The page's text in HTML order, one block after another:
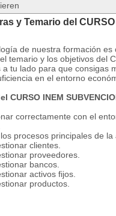
y Temario del
de nuestra formación
temario y los objetivos del
a tu lado para que consigas
en el entorno
CURSO INEM
correctamente con el
procesos principales de la
clientes.
proveedores.
bancos.
activos fijos.
productos.